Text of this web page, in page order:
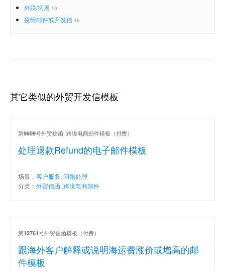
外联/拓展 10
疫情邮件或开发信 46
其它类似的外贸开发信模板
处理退款Refund的电子邮件模板
第9609号外贸信函, 跨境电商邮件模板（付费）
场景： 客户服务, 问题处理
分类： 外贸信函, 跨境电商邮件
跟海外客户解释或说明海运费涨价或增高的邮
件模板
第12761号外贸信函模板（付费）